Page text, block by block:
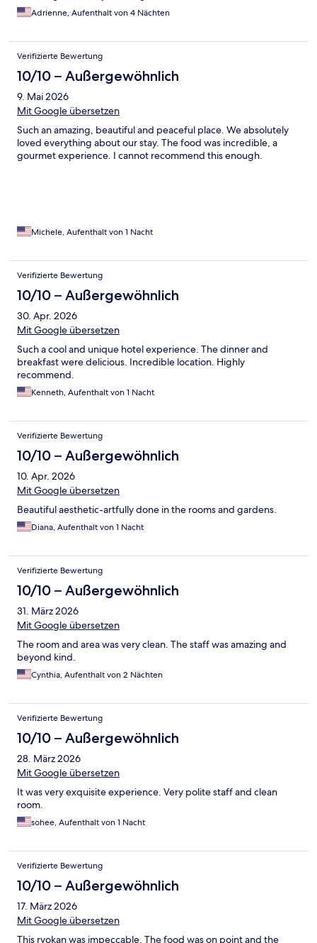
Adrienne, Aufenthalt von 4 Nächten
Verifizierte Bewertung
10/10 – Außergewöhnlich
9. Mai 2026
Mit Google übersetzen
Such an amazing, beautiful and peaceful place. We absolutely
loved everything about our stay. The food was incredible, a
gourmet experience. I cannot recommend this enough.
Michele, Aufenthalt von 1 Nacht
Verifizierte Bewertung
10/10 – Außergewöhnlich
30. Apr. 2026
Mit Google übersetzen
Such a cool and unique hotel experience. The dinner and
breakfast were delicious. Incredible location. Highly
recommend.
Kenneth, Aufenthalt von 1 Nacht
Verifizierte Bewertung
10/10 – Außergewöhnlich
10. Apr. 2026
Mit Google übersetzen
Beautiful aesthetic-artfully done in the rooms and gardens.
Diana, Aufenthalt von 1 Nacht
Verifizierte Bewertung
10/10 – Außergewöhnlich
31. März 2026
Mit Google übersetzen
The room and area was very clean. The staff was amazing and
beyond kind.
Cynthia, Aufenthalt von 2 Nächten
Verifizierte Bewertung
10/10 – Außergewöhnlich
28. März 2026
Mit Google übersetzen
It was very exquisite experience. Very polite staff and clean
room.
sohee, Aufenthalt von 1 Nacht
Verifizierte Bewertung
10/10 – Außergewöhnlich
17. März 2026
Mit Google übersetzen
This ryokan was impeccable. The food was on point and the